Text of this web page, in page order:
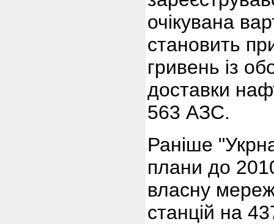
очікувана
становить
гривень із
доставки
563 АЗС.
Раніше
плани до
власну
станцій на